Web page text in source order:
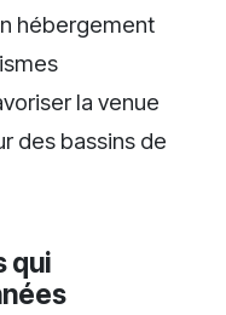
hébergement
la venue
des bassins de
qui